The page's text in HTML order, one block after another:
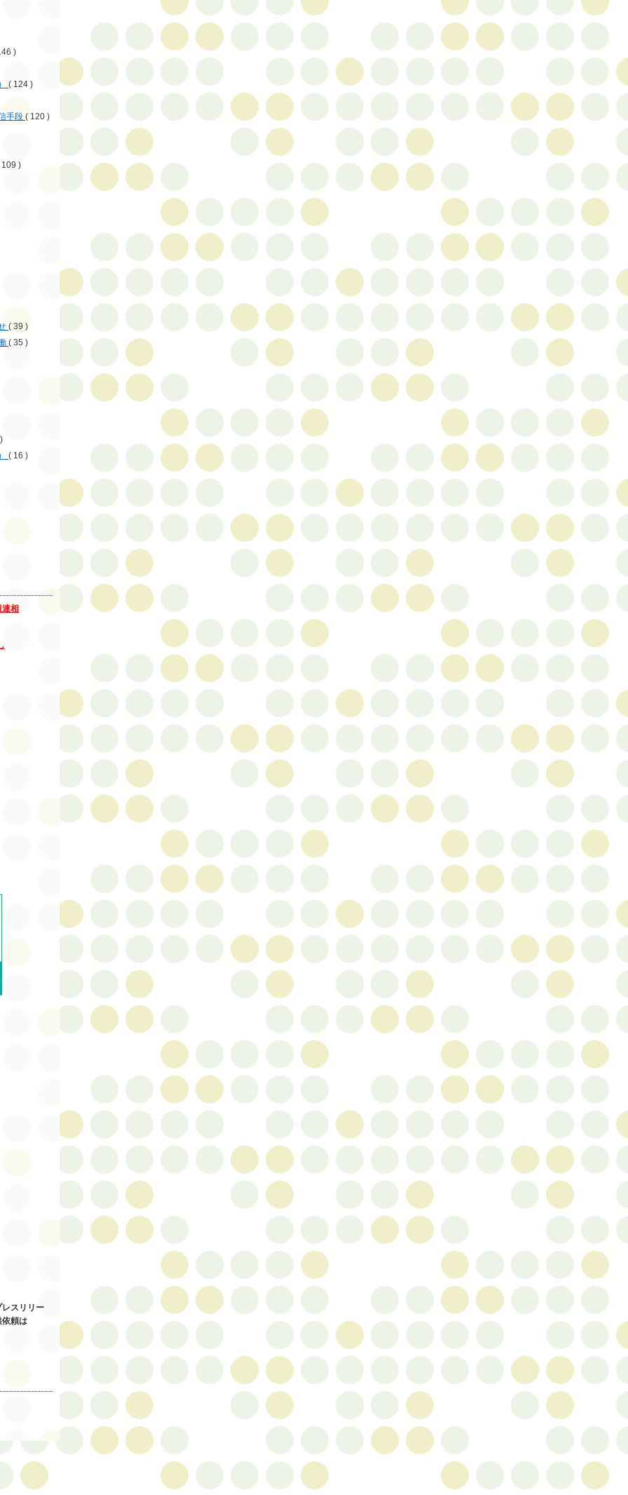
)
( 124 )
手段 ( 120 )
109 )
( 39 )
( 35 )
( 16 )
連相
スリリー
依頼は